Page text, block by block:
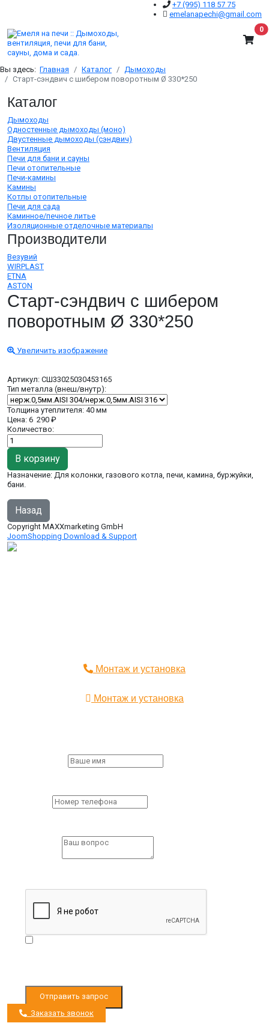
+7 (995) 118 57 75
emelanapechi@gmail.com
0В
Вы здесь: Главная Каталог
Дымоходы
Старт-сэндвич c шибером поворотным Ø 330*250
Каталог
Дымоходы
Одностенные дымоходы (моно)
Двустенные дымоходы (сэндвич)
Вентиляция
Печи для бани и сауны
Печи отопительные
Печи-камины
Камины
Котлы отопительные
Печи для сада
Каминное/печное литье
Изоляционные отделочные материалы
Производители
Везувий
WIRPLAST
ETNA
ASTON
Старт-сэндвич c шибером
поворотным Ø 330*250
Увеличить изображение
Артикул: СШ33025030453165
Тип металла (внеш/внутр):
Толщина утеплителя: 40 мм
Цена: 6 290 ₽
Количество:
Назначение: Для колонки, газового котла, печи, камина, буржуйки,
бани.
Copyright MAXXmarketing GmbH
JoomShopping Download & Support
Монтаж и установка
Монтаж и установка
Отправить запрос
Заказать звонок